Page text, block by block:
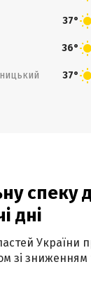
37°
36°
37°
спеку
дні
України
зі зниженням